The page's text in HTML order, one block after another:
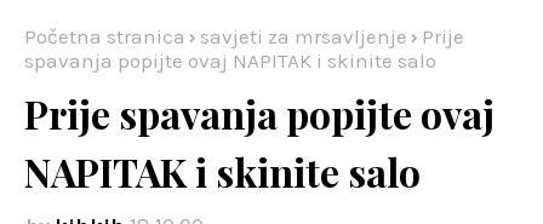
Početna stranica savjeti za mrsavljenje
Prije
spavanja popijte ovaj NAPITAK i skinite salo
Prije spavanja popijte ovaj
NAPITAK i skinite salo